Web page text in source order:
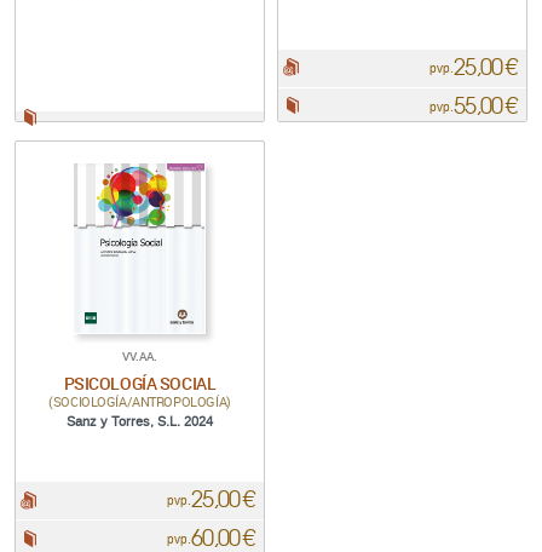
pvp. 25,00 €
pvp.55,00 €
VV.AA.
PSICOLOGÍA SOCIAL
(SOCIOLOGÍA/ANTROPOLOGÍA)
Sanz y Torres, S.L. 2024
pvp. 25,00 €
pvp.60,00 €